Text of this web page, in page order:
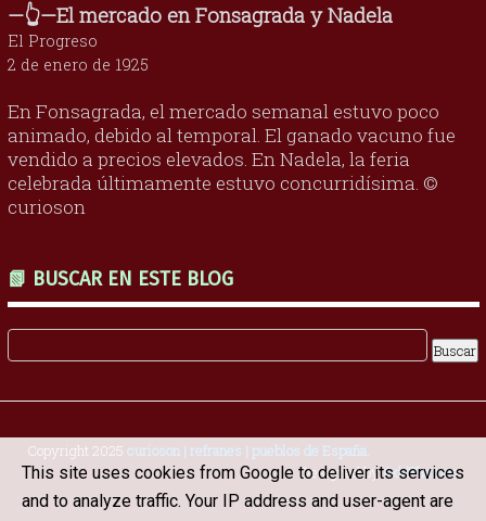
—👆—El mercado en Fonsagrada y Nadela
El Progreso
2 de enero de 1925
En Fonsagrada, el mercado semanal estuvo poco
animado, debido al temporal. El ganado vacuno fue
vendido a precios elevados. En Nadela, la feria
celebrada últimamente estuvo concurridísima. ©
curioson
📗 BUSCAR EN ESTE BLOG
Copyright 2025 curioson | refranes | pueblos de España
Designed byOddThemes
This site uses cookies from Google to deliver its services
and to analyze traffic. Your IP address and user-agent are